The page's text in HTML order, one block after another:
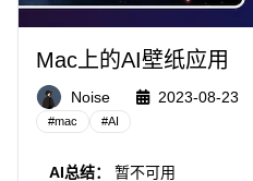
Mac上的AI壁纸应用
Noise 2023-08-23
#mac #AI
AI总结： 暂不可用